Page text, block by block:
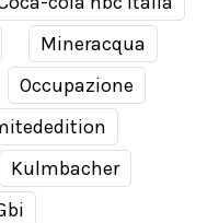
Mineracqua
Occupazione
Kulmbacher